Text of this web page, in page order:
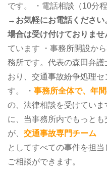
です。
・電話相談（10分
→お気軽にお電話ください
場合は受け付けておりませ
ています ・事務所開設か
務所です。代表の森田弁
おり、交通事故紛争処理
す。
・ 事務所全体で、年
の、法律相談を受けていま
に、当事務所内でもっと
が、 交通事故専門チーム
としてすべての事件を担当
ご相談ができます。